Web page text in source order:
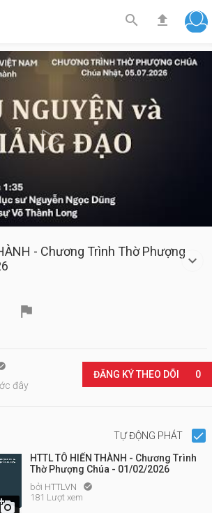
 
Play
Video
- Chương Trình Thờ Phượng

đây
ĐĂNG KÝ THEO DÕI 0
TỰ ĐỘNG PHÁT
HTTL TÔ HIẾN THÀNH - Chương Trình
Thờ Phượng Chúa - 01/02/2026
bởi HTTLVN 
181 Lượt xem